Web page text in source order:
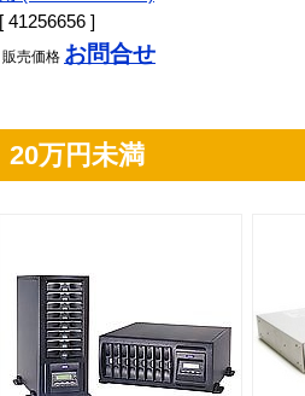
[ 41256656 ]
販売価格 お問合せ
20万円未満